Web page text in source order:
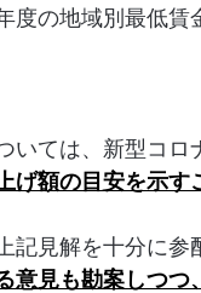
度の地域別最低
いては、新型コ
げ額の目安を示す
記見解を十分に参
意見も勘案しつ